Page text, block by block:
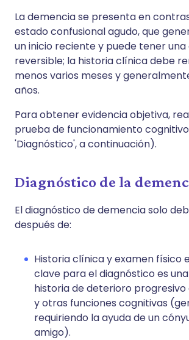
La demencia se presenta en
estado confusional agudo, que
un inicio reciente y puede tener una
reversible; la historia clínica debe
menos varios meses y
años.
Para obtener evidencia objetiva,
prueba de funcionamiento
'Diagnóstico', a continuación).
Diagnóstico de la
El diagnóstico de demencia solo
después de:
Historia clínica y examen físico
clave para el diagnóstico es
historia de deterioro
y otras funciones cognitivas
requiriendo la ayuda de un
amigo).